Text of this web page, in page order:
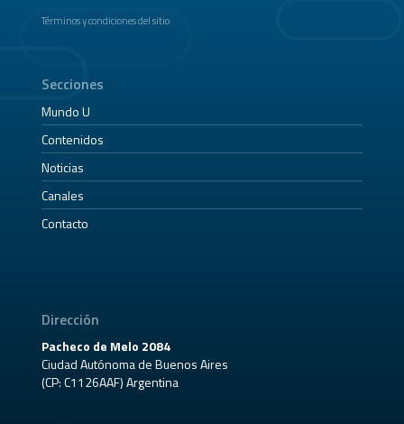
Términos y condiciones del sitio
Secciones
Mundo U
Contenidos
Noticias
Canales
Contacto
Dirección
Pacheco de Melo 2084
Ciudad Autónoma de Buenos Aires
(CP: C1126AAF) Argentina